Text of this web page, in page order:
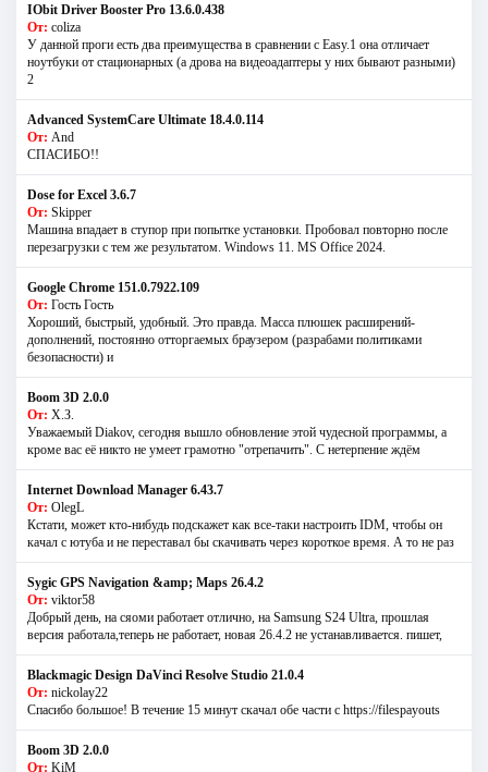
IObit Driver Booster Pro 13.6.0.438
От: coliza
У данной проги есть два преимущества в сравнении с Easy.1 она отличает
ноутбуки от стационарных (а дрова на видеоадаптеры у них бывают разными)
2
Advanced SystemCare Ultimate 18.4.0.114
От: And
СПАСИБО!!
Dose for Excel 3.6.7
От: Skipper
Машина впадает в ступор при попытке установки. Пробовал повторно после
перезагрузки с тем же результатом. Windows 11. MS Offiсe 2024.
Google Chrome 151.0.7922.109
От: Гость Гость
Хороший, быстрый, удобный. Это правда. Масса плюшек расширений-
дополнений, постоянно отторгаемых браузером (разрабами политиками
безопасности) и
Boom 3D 2.0.0
От: Х.З.
Уважаемый Diakov, сегодня вышло обновление этой чудесной программы, а
кроме вас её никто не умеет грамотно "отрепачить". С нетерпение ждём
Internet Download Manager 6.43.7
От: OlegL
Кстати, может кто-нибудь подскажет как все-таки настроить IDM, чтобы он
качал с ютуба и не переставал бы скачивать через короткое время. А то не раз
Sygic GPS Navigation &amp; Maps 26.4.2
От: viktor58
Добрый день, на сяоми работает отлично, на Samsung S24 Ultra, прошлая
версия работала,теперь не работает, новая 26.4.2 не устанавливается. пишет,
Blackmagic Design DaVinci Resolve Studio 21.0.4
От: nickolay22
Спасибо большое! В течение 15 минут скачал обе части с https://filespayouts
Boom 3D 2.0.0
От: KiM